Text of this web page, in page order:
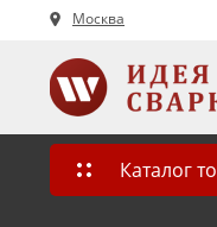
Москва
Каталог